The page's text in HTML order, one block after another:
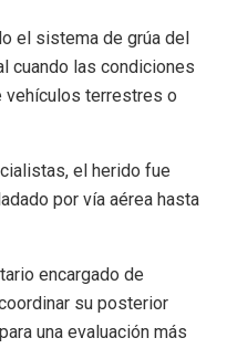
el sistema de grúa del
cuando las condiciones
vehículos terrestres o
el herido fue
por vía aérea hasta
encargado de
su posterior
una evaluación más